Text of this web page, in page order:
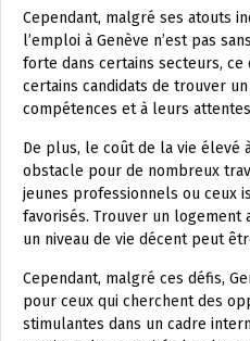
Cependant, malgré ses atouts
l’emploi à Genève n’est pas
forte dans certains secteurs,
certains candidats de trouver
compétences et à leurs
De plus, le coût de la vie élevé
obstacle pour de nombreux
jeunes professionnels ou ceux
favorisés. Trouver un
un niveau de vie décent peut
Cependant, malgré ces défis,
pour ceux qui cherchent des
stimulantes dans un cadre